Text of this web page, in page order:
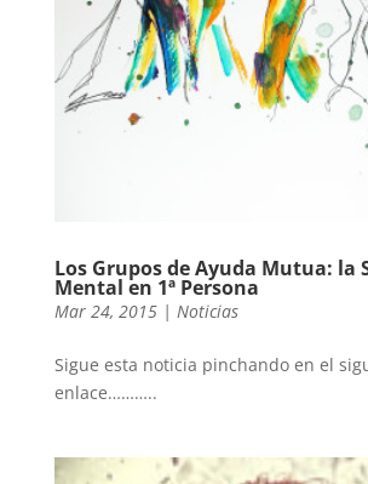
Los Grupos de Ayuda Mutua: la
Mental en 1ª Persona
Mar 24, 2015| Noticias
Sigue esta noticia pinchando en el
enlace………..